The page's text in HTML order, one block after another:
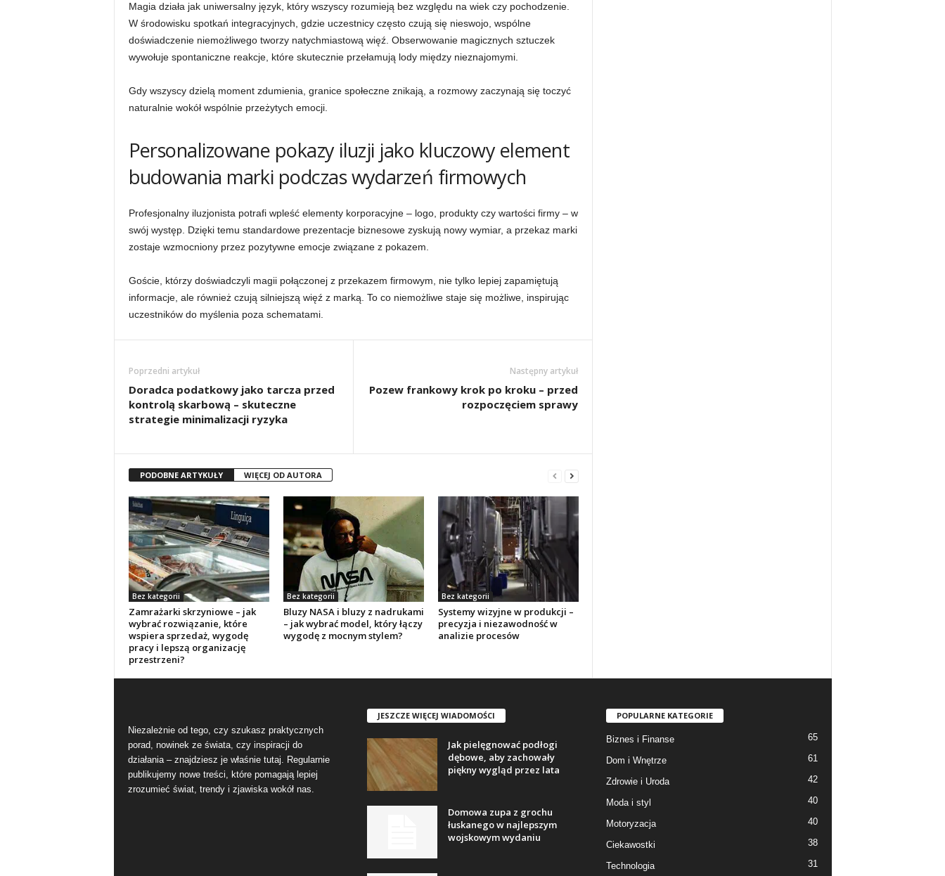
Magia działa jak uniwersalny język, który wszyscy rozumieją bez względu na wiek czy pochodzenie.
W środowisku spotkań integracyjnych, gdzie uczestnicy często czują się nieswojo, wspólne
doświadczenie niemożliwego tworzy natychmiastową więź. Obserwowanie magicznych sztuczek
wywołuje spontaniczne reakcje, które skutecznie przełamują lody między nieznajomymi.
Gdy wszyscy dzielą moment zdumienia, granice społeczne znikają, a rozmowy zaczynają się toczyć
naturalnie wokół wspólnie przeżytych emocji.
Personalizowane pokazy iluzji jako kluczowy element
budowania marki podczas wydarzeń firmowych
Profesjonalny iluzjonista potrafi wpleść elementy korporacyjne – logo, produkty czy wartości firmy – w
swój występ. Dzięki temu standardowe prezentacje biznesowe zyskują nowy wymiar, a przekaz marki
zostaje wzmocniony przez pozytywne emocje związane z pokazem.
Goście, którzy doświadczyli magii połączonej z przekazem firmowym, nie tylko lepiej zapamiętują
informacje, ale również czują silniejszą więź z marką. To co niemożliwe staje się możliwe, inspirując
uczestników do myślenia poza schematami.
Poprzedni artykuł
Doradca podatkowy jako tarcza przed
kontrolą skarbową – skuteczne
strategie minimalizacji ryzyka
Następny artykuł
Pozew frankowy krok po kroku – przed
rozpoczęciem sprawy
PODOBNE ARTYKUŁY WIĘCEJ OD AUTORA
Bez kategorii
Zamrażarki skrzyniowe – jak
wybrać rozwiązanie, które
wspiera sprzedaż, wygodę
pracy i lepszą organizację
przestrzeni?
Bez kategorii
Bluzy NASA i bluzy z nadrukami
– jak wybrać model, który łączy
wygodę z mocnym stylem?
Bez kategorii
Systemy wizyjne w produkcji –
precyzja i niezawodność w
analizie procesów
Niezależnie od tego, czy szukasz praktycznych
porad, nowinek ze świata, czy inspiracji do
działania – znajdziesz je właśnie tutaj. Regularnie
publikujemy nowe treści, które pomagają lepiej
zrozumieć świat, trendy i zjawiska wokół nas.
JESZCZE WIĘCEJ WIADOMOŚCI
Jak pielęgnować podłogi
dębowe, aby zachowały
piękny wygląd przez lata
Domowa zupa z grochu
łuskanego w najlepszym
wojskowym wydaniu
POPULARNE KATEGORIE
Biznes i Finanse 65
Dom i Wnętrze 61
Zdrowie i Uroda 42
Moda i styl 40
Motoryzacja 40
Ciekawostki 38
Technologia 31